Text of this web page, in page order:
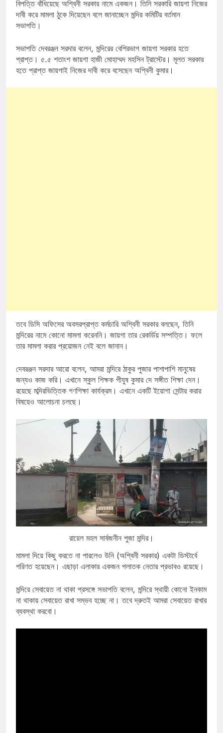
বিপত্তি বাঁধিয়েছে অশ্বিনী সরকার নামে একজন। তিনি সরকারি জায়গা নিজের
দাবী করে মামলা ঠুকে দিয়েছেন বলে জানাচ্ছেন মন্দির কমিটির বর্তমান
সভাপতি।
সভাপতি দেবরঞ্জন সরদার বলেন, মন্দিরের বেশিরভাগ জায়গা সরকার হতে
প্রাপ্ত। ৫.৫ শতাংশ জায়গা হাজী মোহাম্মদ মহসিন ট্রাস্টের। মূলত সরকার
হতে প্রাপ্ত জায়গাই নিজের দাবী করে বসেছেন অশ্বিনী কুমার।
তবে ডিসি অফিসের অবসরপ্রাপ্ত কর্মচারি অশ্বিনী সরকার বলছেন, তিনি
মন্দিরের নামে কোনো মামলা করেননি। জায়গা তার রেকর্ডিয় সম্পত্তি। ফলে
তার মামলা করার প্রয়োজন নেই বলে জানান।
দেবরঞ্জন সরদার আরো বলেন, আমরা মন্দিরে ঠাকুর পুজার পাশাপাশি মানুষের
জন্যও কাজ করি। এখানে স্কুল শিক্ষক পীযুষ কুমার দে সঙ্গীত শিক্ষা দেন।
রয়েছে মব্দিরভিত্তিক গণশিক্ষা কার্যক্রম। এখানে একটি ইয়োগা সেন্টার করার
বিষয়েও আলোচনা চলছে।
রায়েল মহল সার্বজনীন পুজা মন্দির।
মামলা দিয়ে কিছু করতে না পারলেও উনি (অশ্বিনী সরকার) একটা ডিস্টার্বে
পরিণত হয়েছেন। এছাড়া এলাকার একজন পলাতক নেতার প্রভাবও রয়েছে।
মন্দিরে সেবায়েত না থাকা প্রসঙ্গে সভাপতি বলেন, মন্দিরে স্থায়ী কোনো ইনকাম
না থাকায় সেবায়েত রাখা সম্ভব হচ্ছে না। তবে দ্রুতই আমরা সেবায়েত রাখার
ব্যবস্থা করবো।